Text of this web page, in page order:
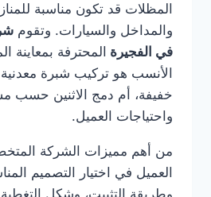
المظلات قد تكون مناسبة
والمداخل والسيارات. وتقوم
في الفجيرة المحترفة بمعاينة
الأنسب هو تركيب شبرة
خفيفة، أم دمج الاثنين حسب
واحتياجات العميل.
من أهم مميزات الشركة
العميل في اختيار التصميم